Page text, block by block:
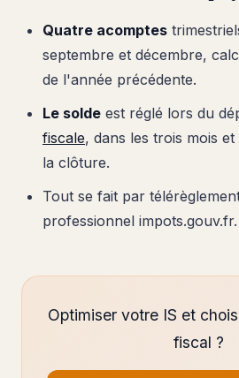
Quatre acomptes
septembre et décembre,
de l'année précédente.
Le solde est réglé lors du
fiscale, dans les trois mois
la clôture.
Tout se fait par
professionnel impots.gouv.fr.
Optimiser votre IS et
fiscal ?